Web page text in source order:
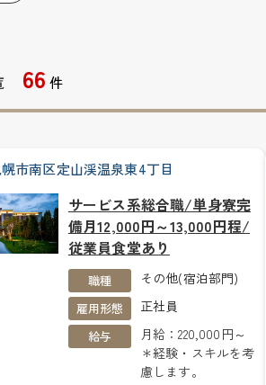
66 件
市南区定山渓温泉東4丁目
サービス系総合職/単身寮完
備月12,000円～13,000円程/
従業員食堂あり
職種 その他(宿泊部門)
雇用形態 正社員
給与
月給：220,000円～
＊経験・スキルを考
慮します。